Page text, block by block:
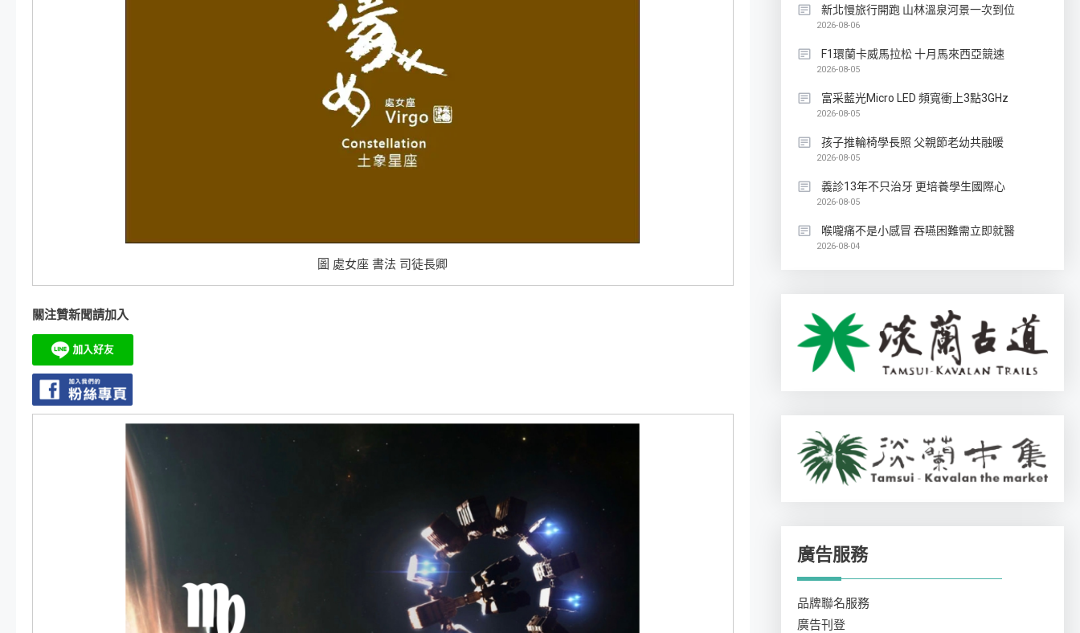
圖 處女座 書法 司徒長卿
關注贊新聞請加入
新北慢旅行開跑 山林溫泉河景一次到位
2026-08-06
F1環蘭卡威馬拉松 十月馬來西亞競速
2026-08-05
富采藍光Micro LED 頻寬衝上3點3GHz
2026-08-05
孩子推輪椅學長照 父親節老幼共融暖
2026-08-05
義診13年不只治牙 更培養學生國際心
2026-08-05
喉嚨痛不是小感冒 吞嚥困難需立即就醫
2026-08-04
廣告服務
品牌聯名服務
廣告刊登